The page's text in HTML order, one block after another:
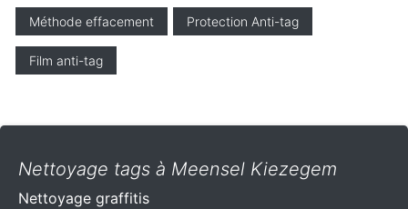
Méthode effacement Protection Anti-tag
Film anti-tag
Nettoyage tags à Meensel Kiezegem
Nettoyage graffitis